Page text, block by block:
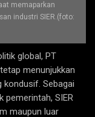
memaparkan
industri SIER.(foto:
global, PT
menunjukkan
kondusif. Sebagai
pemerintah, SIER
maupun luar